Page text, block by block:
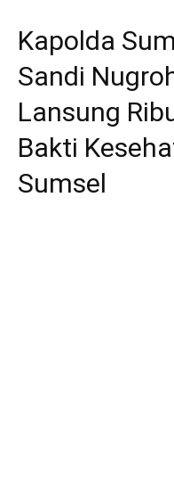
Kapolda
Sandi
Lansung
Bakti
Sumsel